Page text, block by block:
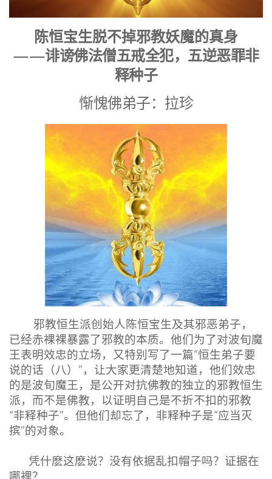
陈恒宝生脱不掉邪教妖魔的真身
——诽谤佛法僧五戒全犯，五逆恶罪非
释种子
惭愧佛弟子：拉珍
邪教恒生派创始人陈恒宝生及其邪恶弟子，
已经赤裸裸暴露了邪教的本质。他们为了对波旬魔
王表明效忠的立场，又特别写了一篇“恒生弟子要
说的话（八）”，让大家更清楚地知道，他们效忠
的是波旬魔王，是公开对抗佛教的独立的邪教恒生
派，而不是佛教，以证明自己是不折不扣的邪教
“非释种子”。但他们却忘了，非释种子是“应当灭
摈”的对象。
凭什麽这麽说？没有依据乱扣帽子吗？证据在